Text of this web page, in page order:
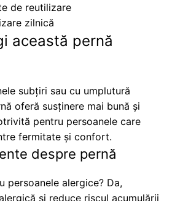
de reutilizare
zilnică
această pernă
subțiri sau cu umplutură
oferă susținere mai bună și
pentru persoanele care
fermitate și confort.
despre pernă
persoanele alergice? Da,
și reduce riscul acumulării